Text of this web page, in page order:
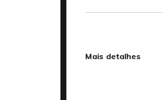
Mais detalhes